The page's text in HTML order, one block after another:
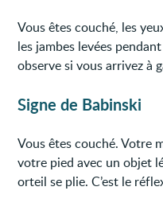
Vous êtes couché, les
les jambes levées
observe si vous arrivez à
Signe de Babinski
Vous êtes couché. Votre
votre pied avec un objet
orteil se plie. C’est le